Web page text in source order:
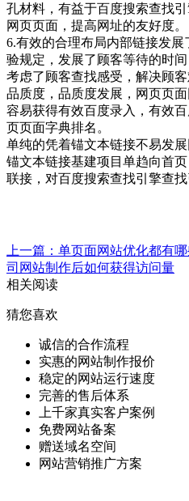
孔材料，有益于百度搜索查找
网页页面，提高网址的友好度。
6.有效的合理布局内部链接发
验规定，发展了顾客等待的时
考虑了顾客查找感受，解决顾
品质度，品质度发展，网页页
容易获得有效百度录入，有效
页页面字典排名。
单纯的凭着锚文本链接不易发
锚文本链接基建项目单趋向首
联接，对百度搜索查找引擎查找
上一篇：单页面网站优化都有
司网站制作后如何获得访问量
相关阅读
猜您喜欢
诚信的合作流程
实惠的网站制作报价
稳定的网站运行速度
完善的售后体系
上千家真实客户案例
免费网站备案
赠送域名空间
网站营销推广方案